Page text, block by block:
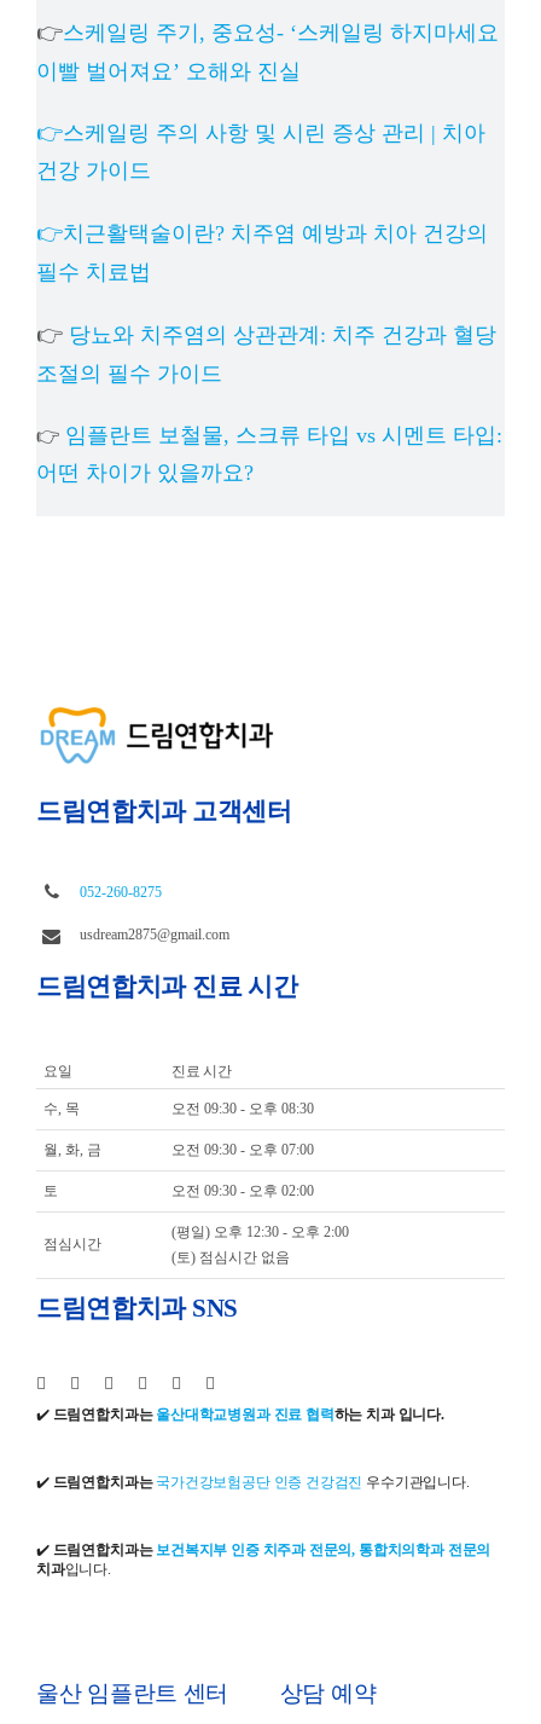
👉스케일링 주기, 중요성- ‘스케일링 하지마세요
이빨 벌어져요’ 오해와 진실
👉스케일링 주의 사항 및 시린 증상 관리 | 치아
건강 가이드
👉치근활택술이란? 치주염 예방과 치아 건강의
필수 치료법
👉 당뇨와 치주염의 상관관계: 치주 건강과 혈당
조절의 필수 가이드
👉 임플란트 보철물, 스크류 타입 vs 시멘트 타입:
어떤 차이가 있을까요?
드림연합치과 고객센터
052-260-8275
usdream2875@gmail.com
드림연합치과 진료 시간
요일 진료 시간
수, 목 오전 09:30 - 오후 08:30
월, 화, 금 오전 09:30 - 오후 07:00
토 오전 09:30 - 오후 02:00
점심시간
(평일) 오후 12:30 - 오후 2:00
(토) 점심시간 없음
드림연합치과 SNS
✔️ 드림연합치과는 울산대학교병원과 진료 협력하는 치과 입니다.
✔️ 드림연합치과는 국가건강보험공단 인증 건강검진 우수기관입니다.
✔️ 드림연합치과는 보건복지부 인증 치주과 전문의, 통합치의학과 전문의
치과입니다.
울산 임플란트 센터 상담 예약